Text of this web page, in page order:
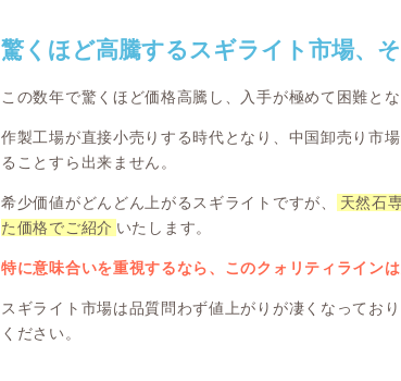
驚くほど高騰するスギライト市場、
この数年で驚くほど価格高騰し、入手が極めて困難と
作製工場が直接小売りする時代となり、中国卸売り市
ることすら出来ません。
希少価値がどんどん上がるスギライトですが、
天然石
た価格でご紹介 いたします。
特に意味合いを重視するなら、このクォリティライン
スギライト市場は品質問わず値上がりが凄くなってお
ください。